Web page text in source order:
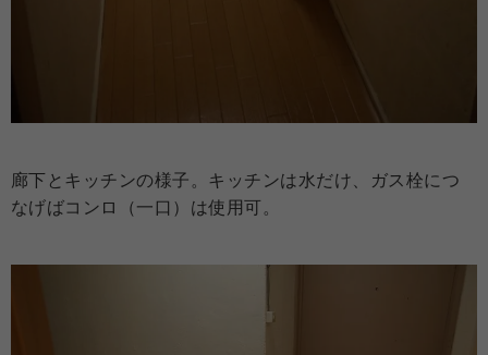
廊下とキッチンの様子。キッチンは水だけ、ガス栓につ
なげばコンロ（一口）は使用可。